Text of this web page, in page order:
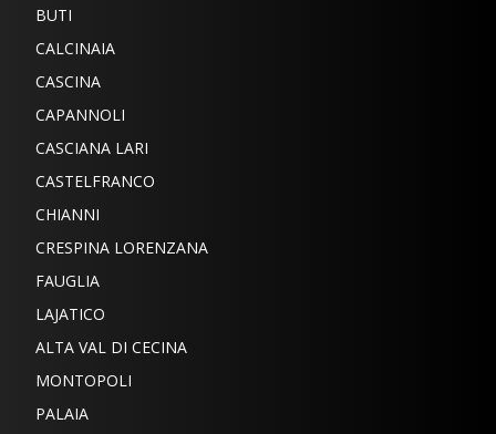
BUTI
CALCINAIA
CASCINA
CAPANNOLI
CASCIANA LARI
CASTELFRANCO
CHIANNI
CRESPINA LORENZANA
FAUGLIA
LAJATICO
ALTA VAL DI CECINA
MONTOPOLI
PALAIA